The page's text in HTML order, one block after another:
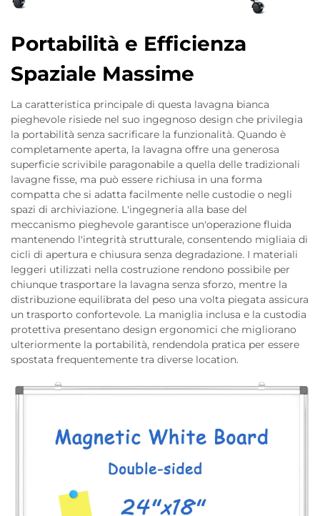
Portabilità e Efficienza
Spaziale Massime
La caratteristica principale di questa lavagna bianca
pieghevole risiede nel suo ingegnoso design che privilegia
la portabilità senza sacrificare la funzionalità. Quando è
completamente aperta, la lavagna offre una generosa
superficie scrivibile paragonabile a quella delle tradizionali
lavagne fisse, ma può essere richiusa in una forma
compatta che si adatta facilmente nelle custodie o negli
spazi di archiviazione. L'ingegneria alla base del
meccanismo pieghevole garantisce un'operazione fluida
mantenendo l'integrità strutturale, consentendo migliaia di
cicli di apertura e chiusura senza degradazione. I materiali
leggeri utilizzati nella costruzione rendono possibile per
chiunque trasportare la lavagna senza sforzo, mentre la
distribuzione equilibrata del peso una volta piegata assicura
un trasporto confortevole. La maniglia inclusa e la custodia
protettiva presentano design ergonomici che migliorano
ulteriormente la portabilità, rendendola pratica per essere
spostata frequentemente tra diverse location.